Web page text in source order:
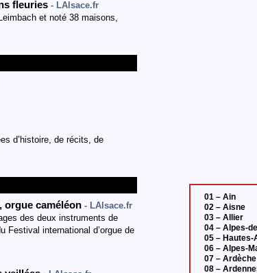
fleuries - LAlsace.fr
et noté 38 maisons,
d’histoire, de récits, de
orgue caméléon - LAlsace.fr
des deux instruments de
Festival international d’orgue de
01 – Ain
02 – Aisne
03 – Allier
04 – Alpes-
05 – Hautes-
06 – Alpes-
07 – Ardèche
08 –